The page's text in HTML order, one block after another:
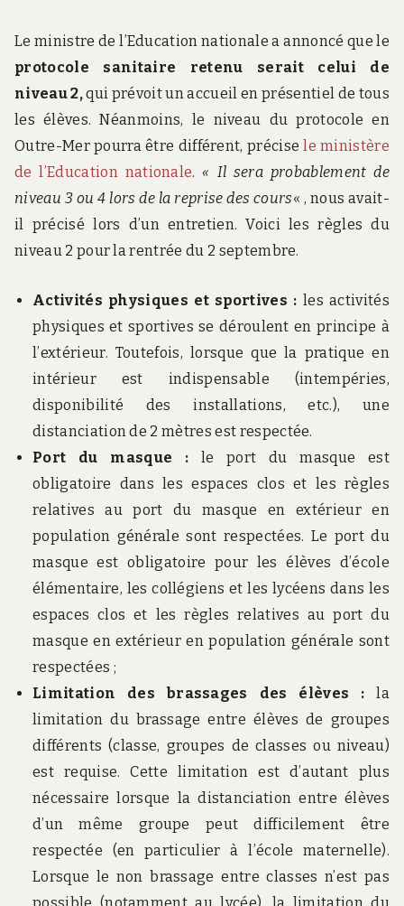
Le ministre de l’Education nationale a annoncé que le
protocole sanitaire retenu serait celui de
niveau 2,qui prévoit un accueil en présentiel de tous
les élèves. Néanmoins, le niveau du protocole en
Outre-Mer pourra être différent, précisele ministère
de l’Education nationale.« Il sera probablement de
niveau 3 ou 4 lors de la reprise des cours« , nous avait-
il précisé lors d’un entretien. Voici les règles du
niveau 2 pour la rentrée du 2 septembre.
Activités physiques et sportives : les activités
physiques et sportives se déroulent en principe à
l’extérieur. Toutefois, lorsque que la pratique en
intérieur est indispensable (intempéries,
disponibilité des installations, etc.), une
distanciation de 2 mètres est respectée.
Port du masque : le port du masque est
obligatoire dans les espaces clos et les règles
relatives au port du masque en extérieur en
population générale sont respectées. Le port du
masque est obligatoire pour les élèves d’école
élémentaire, les collégiens et les lycéens dans les
espaces clos et les règles relatives au port du
masque en extérieur en population générale sont
respectées ;
Limitation des brassages des élèves :la
limitation du brassage entre élèves de groupes
différents (classe, groupes de classes ou niveau)
est requise. Cette limitation est d’autant plus
nécessaire lorsque la distanciation entre élèves
d’un même groupe peut difficilement être
respectée (en particulier à l’école maternelle).
Lorsque le non brassage entre classes n’est pas